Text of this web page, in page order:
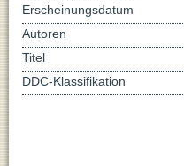
Erscheinungsdatum
Autoren
Titel
DDC-Klassifikation